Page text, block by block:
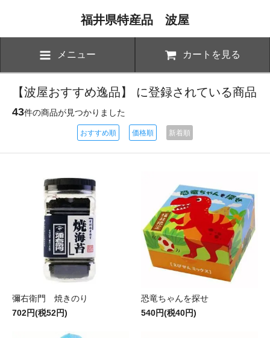
福井県特産品 波屋
メニュー カートを見る
【波屋おすすめ逸品】 に登録されている商品
43件の商品が見つかりました
おすすめ順 価格順 新着順
彌右衛門 焼きのり
702円(税52円)
恐竜ちゃんを探せ
540円(税40円)